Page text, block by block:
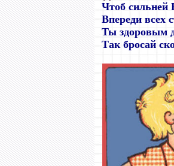
Чтоб сильней
Впереди всех
Ты здоровым
Так бросай